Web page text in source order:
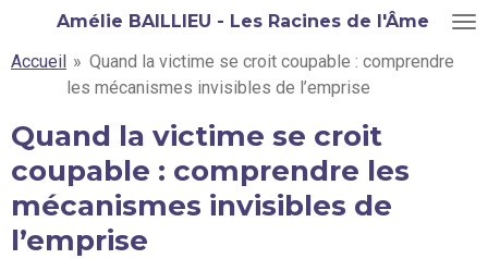
Passer
contenu
Amélie BAILLIEU - Les Racines de l'Âme
Accueil » Quand la victime se croit coupable : comprendre
les mécanismes invisibles de l’emprise
Quand la victime se croit
coupable : comprendre les
mécanismes invisibles de
l’emprise